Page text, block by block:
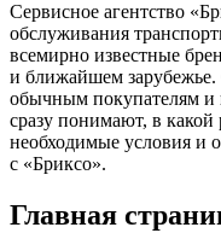
Сервисное агентство
обслуживания
всемирно известные
и ближайшем зарубежье.
обычным покупателям и
сразу понимают, в
необходимые условия и
с «Бриксо».
Главная